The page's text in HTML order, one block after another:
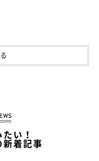
い！
新着記事